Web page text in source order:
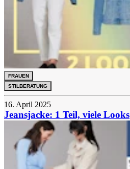
FRAUEN
STILBERATUNG
16. April 2025
Jeansjacke: 1 Teil, viele Looks